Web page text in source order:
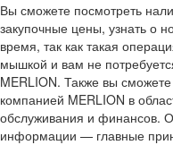
Вы сможете посмотреть
закупочные цены, узнать о
время, так как такая
мышкой и вам не
MERLION. Также вы сможете
компанией MERLION в
обслуживания и финансов.
информации — главные